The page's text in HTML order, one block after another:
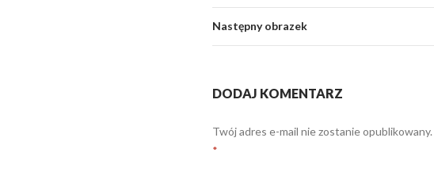
Następny obrazek
DODAJ KOMENTARZ
Twój adres e-mail nie zostanie opublikowany.
*